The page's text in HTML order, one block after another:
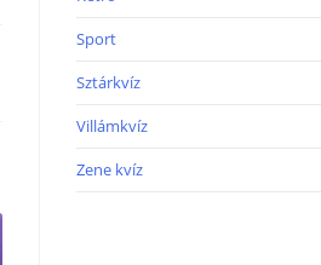
Sport
Sztárkvíz
Villámkvíz
Zene kvíz